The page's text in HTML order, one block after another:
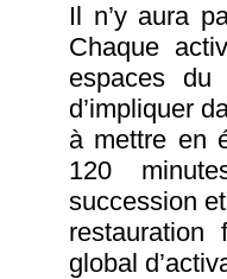
Il n’y aura
Chaque
espaces
d’impliquer
à mettre en
120
succession
global